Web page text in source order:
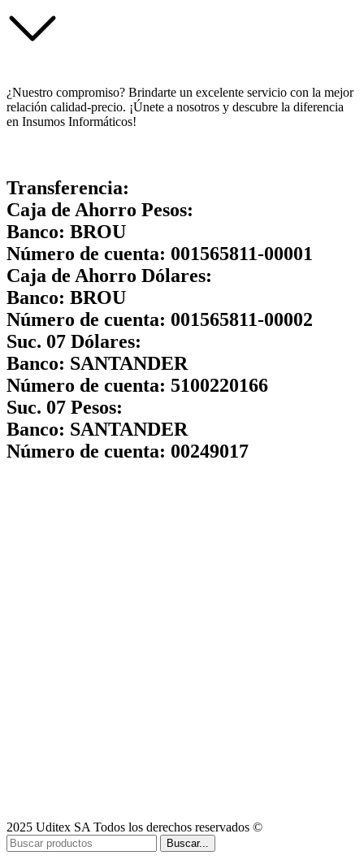
¿Nuestro compromiso? Brindarte un excelente servicio con la mejor
relación calidad-precio. ¡Únete a nosotros y descubre la diferencia
en Insumos Informáticos!
Transferencia:
Caja de Ahorro Pesos:
Banco: BROU
Número de cuenta: 001565811-00001
Caja de Ahorro Dólares:
Banco: BROU
Número de cuenta: 001565811-00002
Suc. 07 Dólares:
Banco: SANTANDER
Número de cuenta: 5100220166
Suc. 07 Pesos:
Banco: SANTANDER
Número de cuenta: 00249017
2025 Uditex SA Todos los derechos reservados ©
Buscar...